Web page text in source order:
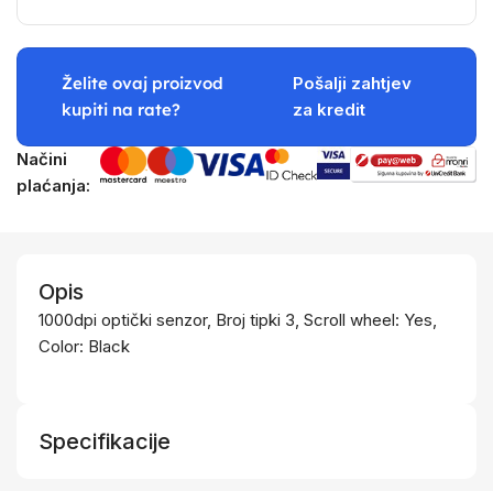
Želite ovaj proizvod
kupiti na rate?
Pošalji zahtjev
za kredit
Načini
plaćanja:
Opis
1000dpi optički senzor, Broj tipki 3, Scroll wheel: Yes,
Color: Black
Specifikacije